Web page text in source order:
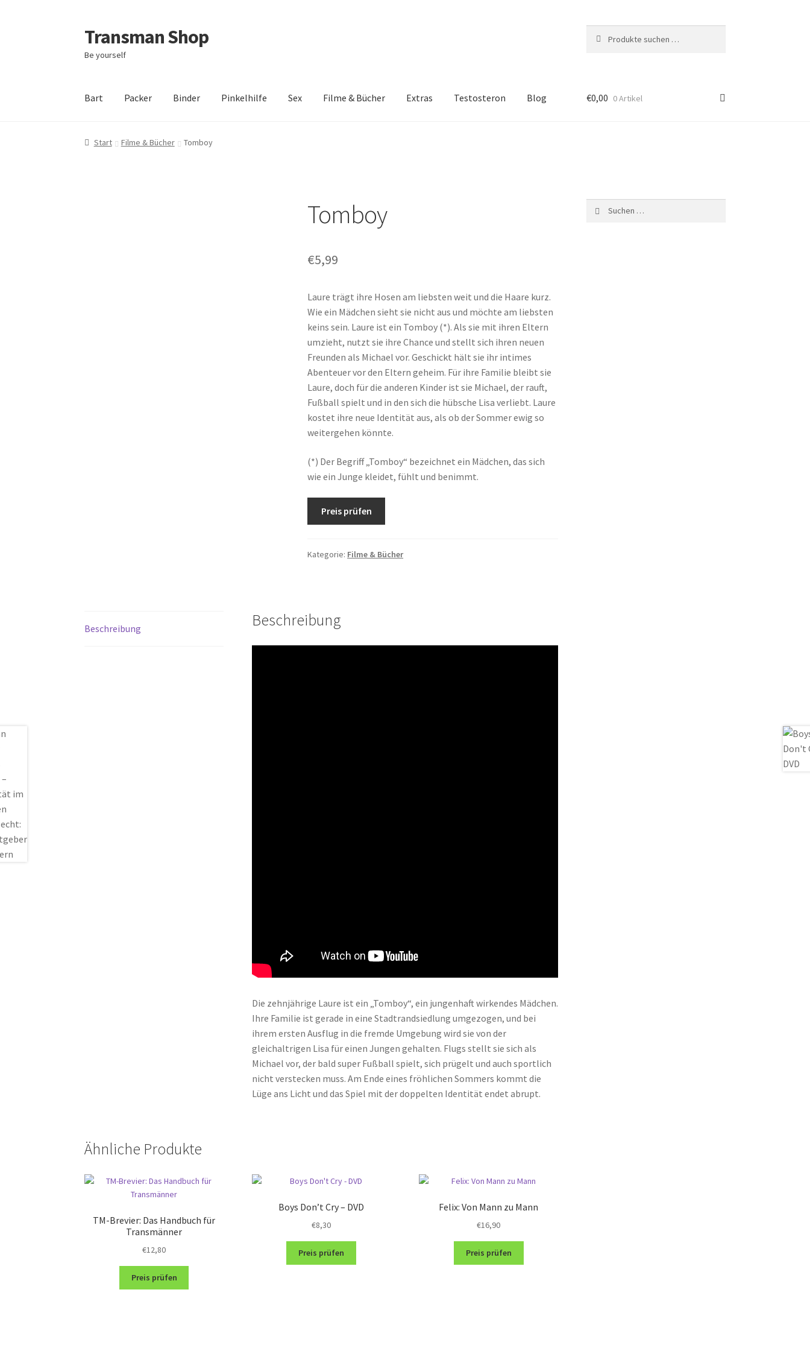
Zur
Navigation
springen
Zum
Inhalt
springen
Transman Shop
Be yourself
nach:
Bart Packer Binder Pinkelhilfe Sex Filme & Bücher Extras Testosteron Blog €0,00 0 Artikel
Start Filme & Bücher Tomboy
Tomboy
€5,99
Laure trägt ihre Hosen am liebsten weit und die Haare kurz.
Wie ein Mädchen sieht sie nicht aus und möchte am liebsten
keins sein. Laure ist ein Tomboy (*). Als sie mit ihren Eltern
umzieht, nutzt sie ihre Chance und stellt sich ihren neuen
Freunden als Michael vor. Geschickt hält sie ihr intimes
Abenteuer vor den Eltern geheim. Für ihre Familie bleibt sie
Laure, doch für die anderen Kinder ist sie Michael, der rauft,
Fußball spielt und in den sich die hübsche Lisa verliebt. Laure
kostet ihre neue Identität aus, als ob der Sommer ewig so
weitergehen könnte.
(*) Der Begriff „Tomboy“ bezeichnet ein Mädchen, das sich
wie ein Junge kleidet, fühlt und benimmt.
Preis prüfen
Kategorie: Filme & Bücher
Beschreibung Beschreibung
Die zehnjährige Laure ist ein „Tomboy“, ein jungenhaft wirkendes Mädchen.
Ihre Familie ist gerade in eine Stadtrandsiedlung umgezogen, und bei
ihrem ersten Ausflug in die fremde Umgebung wird sie von der
gleichaltrigen Lisa für einen Jungen gehalten. Flugs stellt sie sich als
Michael vor, der bald super Fußball spielt, sich prügelt und auch sportlich
nicht verstecken muss. Am Ende eines fröhlichen Sommers kommt die
Lüge ans Licht und das Spiel mit der doppelten Identität endet abrupt.
Ähnliche Produkte
TM-Brevier: Das Handbuch für
Transmänner
€12,80
Preis prüfen
Boys Don’t Cry – DVD
€8,30
Preis prüfen
Felix: Von Mann zu Mann
€16,90
Preis prüfen